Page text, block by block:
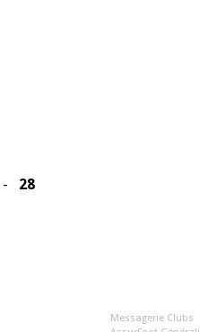
- 28
Messagerie Clubs